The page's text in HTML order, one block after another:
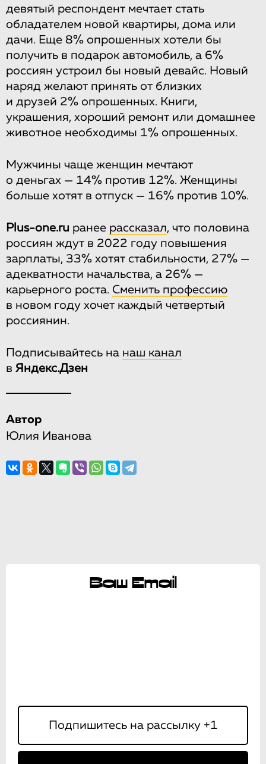
девятый респондент мечтает стать
обладателем новой квартиры, дома или
дачи. Еще 8% опрошенных хотели бы
получить в подарок автомобиль, а 6%
россиян устроил бы новый девайс. Новый
наряд желают принять от близких
и друзей 2% опрошенных. Книги,
украшения, хороший ремонт или домашнее
животное необходимы 1% опрошенных.
Мужчины чаще женщин мечтают
о деньгах — 14% против 12%. Женщины
больше хотят в отпуск — 16% против 10%.
Рlus-one.ru ранее рассказал, что половина
россиян ждут в 2022 году повышения
зарплаты, 33% хотят стабильности, 27% —
адекватности начальства, а 26% —
карьерного роста. Сменить профессию
в новом году хочет каждый четвертый
россиянин.
Подписывайтесь на наш канал
в Яндекс.Дзен
Автор
Юлия Иванова
Ваш Email